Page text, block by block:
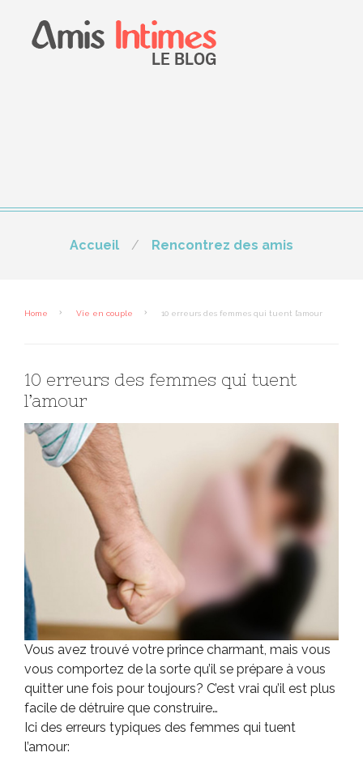
Accueil Rencontrez des amis
Home Vie en couple 10 erreurs des femmes qui tuent l’amour
10 erreurs des femmes qui tuent
l’amour
Vous avez trouvé votre prince charmant, mais vous
vous comportez de la sorte qu’il se prépare à vous
quitter une fois pour toujours? C’est vrai qu’il est plus
facile de détruire que construire…
Ici des erreurs typiques des femmes qui tuent
l’amour: